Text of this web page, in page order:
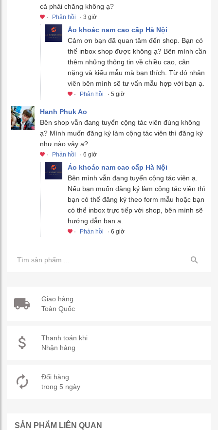
cả phải chăng không ạ?
· Phản hồi · 3 giờ
Áo khoác nam cao cấp Hà Nội
Cảm ơn bạn đã quan tâm đến shop. Bạn có
thể inbox shop được không ạ? Bên mình cần
thêm những thông tin về chiều cao, cân
nặng và kiểu mẫu mà bạn thích. Từ đó nhân
viên bên mình sẽ tư vấn mẫu hợp với bạn ạ.
· Phản hồi · 5 giờ
Hanh Phuk Ao
Bên shop vẫn đang tuyển cộng tác viên đúng không
ạ? Mình muốn đăng ký làm cộng tác viên thì đăng ký
như nào vậy ạ?
· Phản hồi · 6 giờ
Áo khoác nam cao cấp Hà Nội
Bên mình vẫn đang tuyển cộng tác viên ạ.
Nếu bạn muốn đăng ký làm cộng tác viên thì
bạn có thể đăng ký theo form mẫu hoặc bạn
có thể inbox trực tiếp với shop, bên mình sẽ
hướng dẫn bạn ạ.
· Phản hồi · 6 giờ
Giao hàng
Toàn Quốc
Thanh toán khi
Nhận hàng
Đổi hàng
trong 5 ngày
SẢN PHẨM LIÊN QUAN